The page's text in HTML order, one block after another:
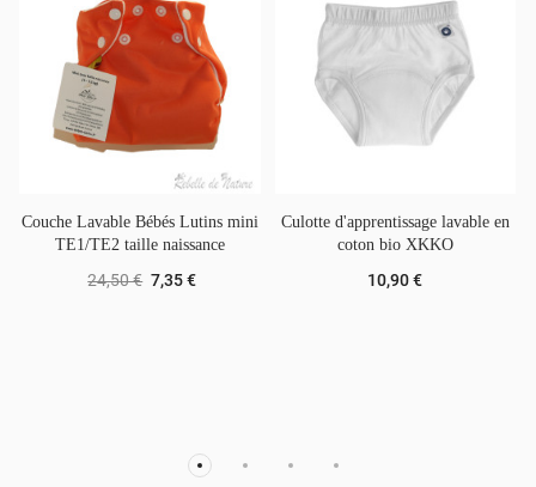
Couche Lavable Bébés Lutins mini
TE1/TE2 taille naissance
24,50 € 7,35 €
Culotte d'apprentissage lavable en
coton bio XKKO
10,90 €